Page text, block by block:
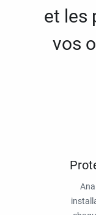
et les
vos